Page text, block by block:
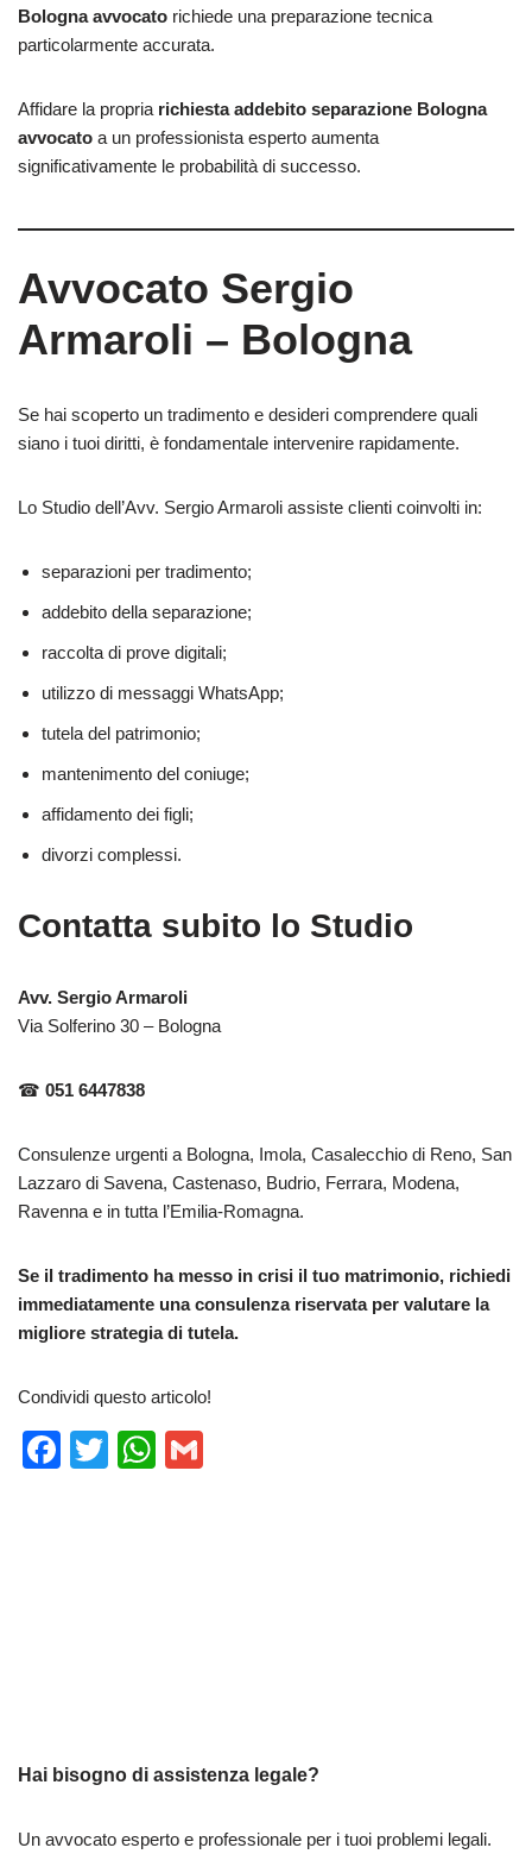
Bologna avvocato richiede una preparazione tecnica
particolarmente accurata.
Affidare la propria richiesta addebito separazione Bologna
avvocato a un professionista esperto aumenta
significativamente le probabilità di successo.
Avvocato Sergio
Armaroli – Bologna
Se hai scoperto un tradimento e desideri comprendere quali
siano i tuoi diritti, è fondamentale intervenire rapidamente.
Lo Studio dell’Avv. Sergio Armaroli assiste clienti coinvolti in:
separazioni per tradimento;
addebito della separazione;
raccolta di prove digitali;
utilizzo di messaggi WhatsApp;
tutela del patrimonio;
mantenimento del coniuge;
affidamento dei figli;
divorzi complessi.
Contatta subito lo Studio
Avv. Sergio Armaroli
Via Solferino 30 – Bologna
☎ 051 6447838
Consulenze urgenti a Bologna, Imola, Casalecchio di Reno, San
Lazzaro di Savena, Castenaso, Budrio, Ferrara, Modena,
Ravenna e in tutta l’Emilia-Romagna.
Se il tradimento ha messo in crisi il tuo matrimonio, richiedi
immediatamente una consulenza riservata per valutare la
migliore strategia di tutela.
Condividi questo articolo!
F
T
W
Hai bisogno di assistenza legale?
Un avvocato esperto e professionale per i tuoi problemi legali.